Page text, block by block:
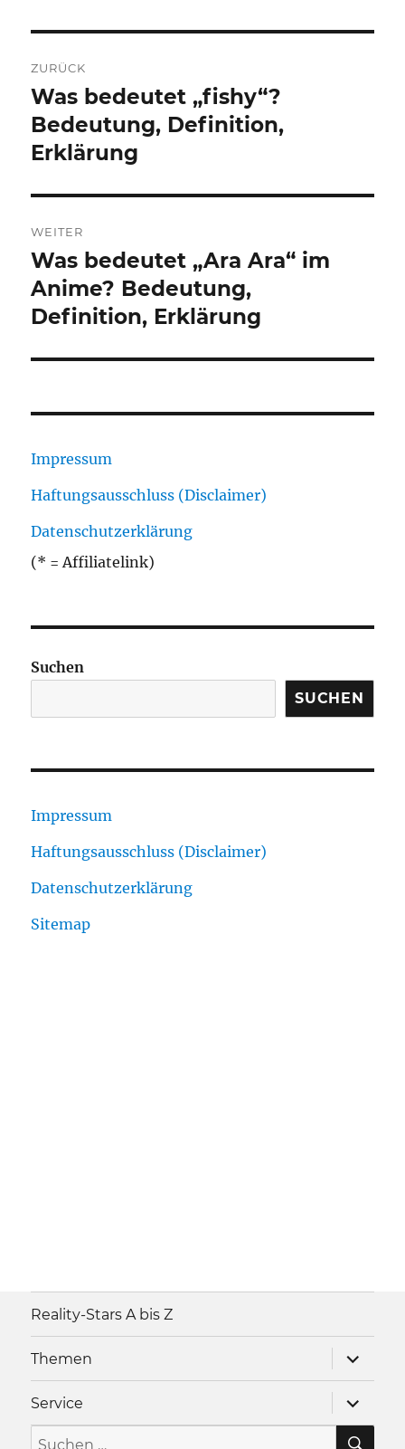
ZURÜCK
Vorheriger
Beitrag:
Was bedeutet „fishy“?
Bedeutung, Definition,
Erklärung
WEITER
Nächster
Beitrag:
Was bedeutet „Ara Ara“ im
Anime? Bedeutung,
Definition, Erklärung
Impressum
Haftungsausschluss (Disclaimer)
Datenschutzerklärung
(* = Affiliatelink)
Suchen
SUCHEN
Impressum
Haftungsausschluss (Disclaimer)
Datenschutzerklärung
Sitemap
Reality-Stars A bis Z
Themen
anzeigen
Service
anzeigen
Suche